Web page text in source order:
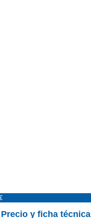
Precio y ficha técnica